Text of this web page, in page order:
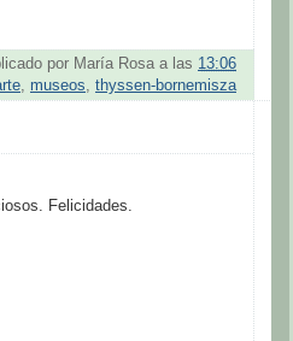
por María Rosa a las 13:06
museos thyssen-bornemisza
Felicidades.